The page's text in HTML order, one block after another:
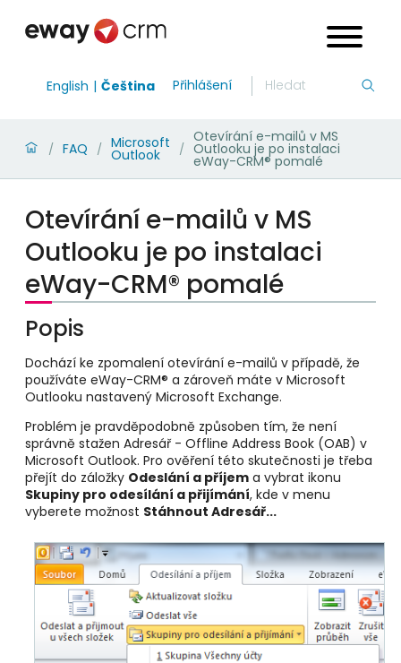
English Čeština Přihlášení
/ FAQ / Microsoft
Outlook /
Otevírání e-mailů v MS
Outlooku je po instalaci
eWay-CRM® pomalé
Otevírání e-mailů v MS
Outlooku je po instalaci
eWay-CRM® pomalé
Popis
Dochází ke zpomalení otevírání e-mailů v případě, že
používáte eWay-CRM® a zároveň máte v Microsoft
Outlooku nastavený Microsoft Exchange.
Problém je pravděpodobně způsoben tím, že není
správně stažen Adresář - Offline Address Book (OAB) v
Microsoft Outlook. Pro ověření této skutečnosti je třeba
přejít do záložky Odeslání a příjem a vybrat ikonu
Skupiny pro odesílání a přijímání, kde v menu
vyberete možnost Stáhnout Adresář...